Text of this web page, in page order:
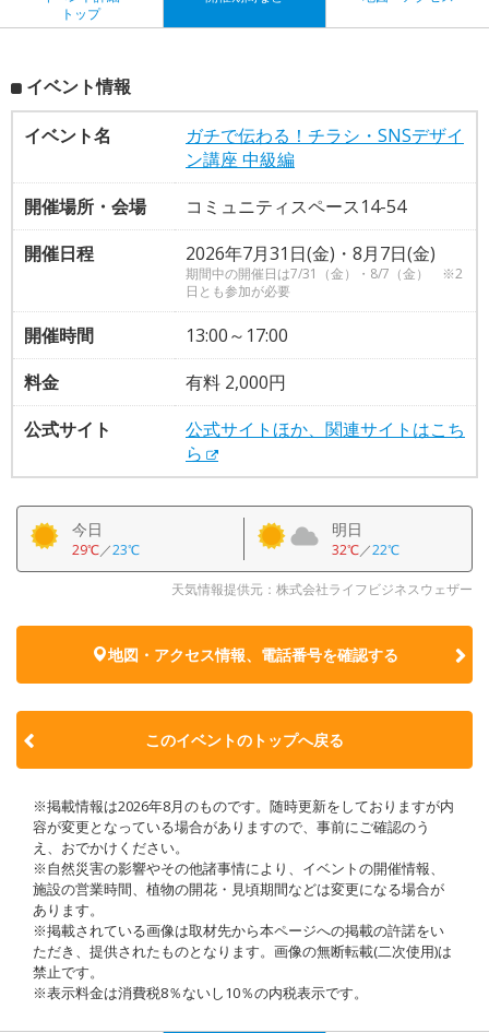
トップ
イベント情報
イベント名
ガチで伝わる！チラシ・SNSデザイ
ン講座 中級編
開催場所・会場
コミュニティスペース14-54
開催日程
2026年7月31日(金)・8月7日(金)
期間中の開催日は7/31（金）・8/7（金） ※2
日とも参加が必要
開催時間
13:00～17:00
料金
有料 2,000円
公式サイト
公式サイトほか、関連サイトはこち
ら
今日
29℃／23℃
明日
32℃／22℃
天気情報提供元：株式会社ライフビジネスウェザー
地図・アクセス情報、電話番号を確認する
このイベントのトップへ戻る
※掲載情報は2026年8月のものです。随時更新をしておりますが内
容が変更となっている場合がありますので、事前にご確認のう
え、おでかけください。
※自然災害の影響やその他諸事情により、イベントの開催情報、
施設の営業時間、植物の開花・見頃期間などは変更になる場合が
あります。
※掲載されている画像は取材先から本ページへの掲載の許諾をい
ただき、提供されたものとなります。画像の無断転載(二次使用)は
禁止です。
※表示料金は消費税8％ないし10％の内税表示です。